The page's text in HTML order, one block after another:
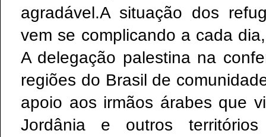
agradável.A situação dos
vem se complicando a cada
A delegação palestina na
regiões do Brasil de
apoio aos irmãos árabes que
Jordânia e outros